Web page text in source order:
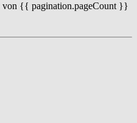
{{ pagination.pageCount }}